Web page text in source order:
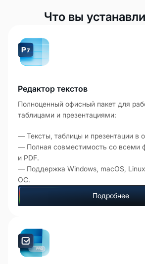
Что вы
Редактор текстов
Полноценный офисный пакет для
таблицами и презентациями:
— Тексты, таблицы и презентации в
— Полная совместимость со всеми
и PDF.
— Поддержка Windows, macOS,
ОС.
Подробнее